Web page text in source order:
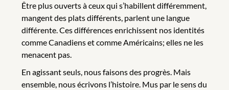
Être plus ouverts à ceux qui s’habillent différemment,
mangent des plats différents, parlent une langue
différente. Ces différences enrichissent nos identités
comme Canadiens et comme Américains; elles ne les
menacent pas.
En agissant seuls, nous faisons des progrès. Mais
ensemble, nous écrivons l’histoire. Mus par le sens du